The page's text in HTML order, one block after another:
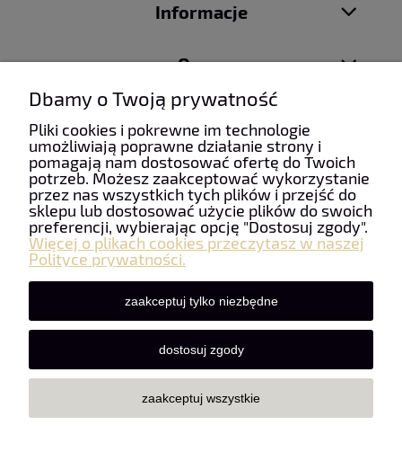
Informacje
O nas
Taniefirany24 | ul. Mydlarska 6, 34-100 Wadowice | NIP:
5512490085 | REGON: 122928733 | Email:
firanypanczo@gmail.com| Telefon:+48 507 963 911
Dbamy o Twoją prywatność
Pliki cookies i pokrewne im technologie
umożliwiają poprawne działanie strony i
pomagają nam dostosować ofertę do Twoich
potrzeb. Możesz zaakceptować wykorzystanie
przez nas wszystkich tych plików i przejść do
sklepu lub dostosować użycie plików do swoich
preferencji, wybierając opcję "Dostosuj zgody".
Więcej o plikach cookies przeczytasz w naszej
Polityce prywatności.
zaakceptuj tylko niezbędne
dostosuj zgody
zaakceptuj wszystkie